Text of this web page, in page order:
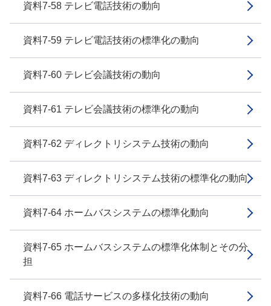
資料7-58 テレビ電話技術の動向
資料7-59 テレビ電話技術の標準化の動向
資料7-60 テレビ会議技術の動向
資料7-61 テレビ会議技術の標準化の動向
資料7-62 ディレクトリシステム技術の動向
資料7-63 ディレクトリシステム技術の標準化の動向
資料7-64 ホームバスシステムの標準化動向
資料7-65 ホームバスシステムの標準化体制とその分
担
資料7-66 電話サービスの多様化技術の動向